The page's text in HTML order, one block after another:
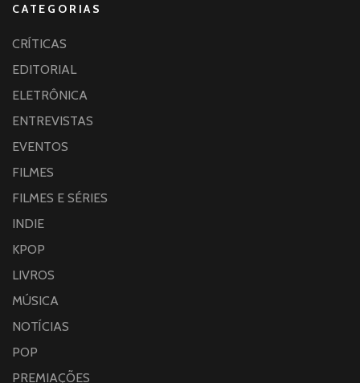
CATEGORIAS
CRÍTICAS
EDITORIAL
ELETRÔNICA
ENTREVISTAS
EVENTOS
FILMES
FILMES E SÉRIES
INDIE
KPOP
LIVROS
MÚSICA
NOTÍCIAS
POP
PREMIAÇÕES